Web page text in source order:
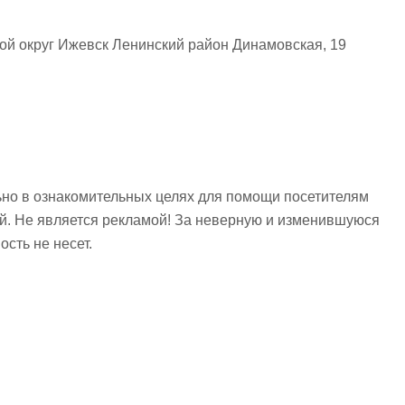
округ Ижевск Ленинский район Динамовская, 19
в ознакомительных целях для помощи посетителям
Не является рекламой! За неверную и изменившуюся
не несет.